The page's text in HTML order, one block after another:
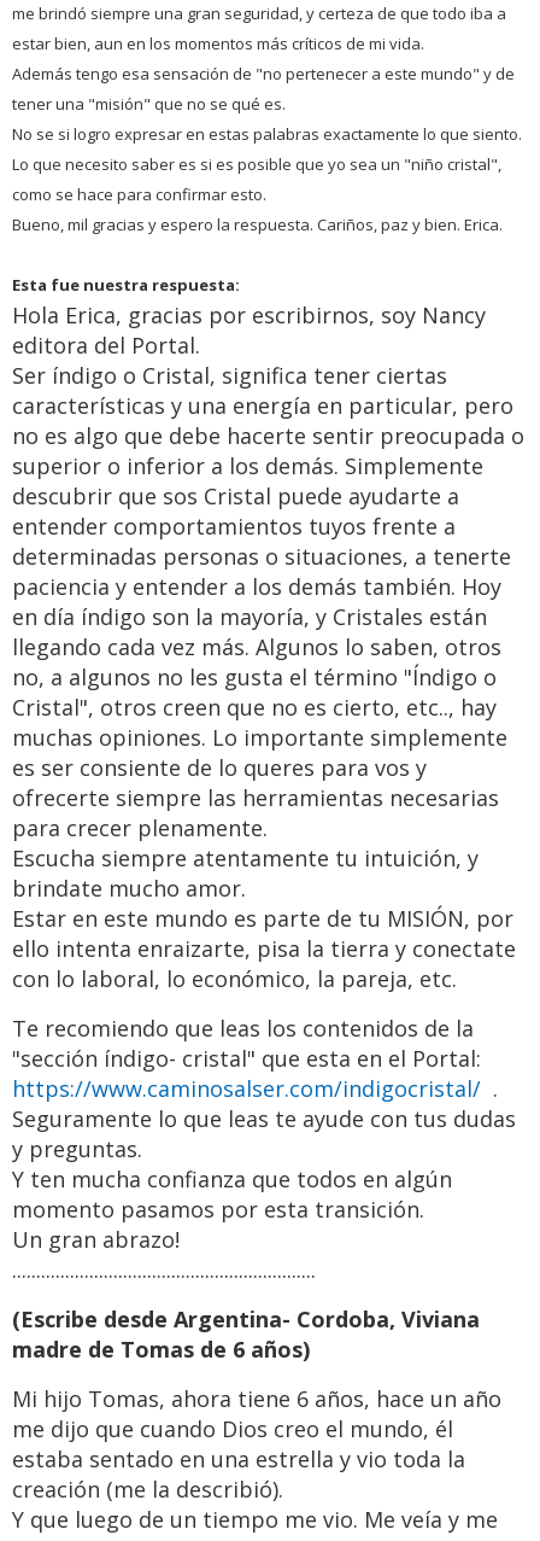
me brindó siempre una gran seguridad, y certeza de que todo iba a
estar bien, aun en los momentos más críticos de mi vida.
Además tengo esa sensación de "no pertenecer a este mundo" y de
tener una "misión" que no se qué es.
No se si logro expresar en estas palabras exactamente lo que siento.
Lo que necesito saber es si es posible que yo sea un "niño cristal",
como se hace para confirmar esto.
Bueno, mil gracias y espero la respuesta. Cariños, paz y bien. Erica.
Esta fue nuestra respuesta:
Hola Erica, gracias por escribirnos, soy Nancy
editora del Portal.
Ser índigo o Cristal, significa tener ciertas
características y una energía en particular, pero
no es algo que debe hacerte sentir preocupada o
superior o inferior a los demás. Simplemente
descubrir que sos Cristal puede ayudarte a
entender comportamientos tuyos frente a
determinadas personas o situaciones, a tenerte
paciencia y entender a los demás también. Hoy
en día índigo son la mayoría, y Cristales están
llegando cada vez más. Algunos lo saben, otros
no, a algunos no les gusta el término "Índigo o
Cristal", otros creen que no es cierto, etc.., hay
muchas opiniones. Lo importante simplemente
es ser consiente de lo queres para vos y
ofrecerte siempre las herramientas necesarias
para crecer plenamente.
Escucha siempre atentamente tu intuición, y
brindate mucho amor.
Estar en este mundo es parte de tu MISIÓN, por
ello intenta enraizarte, pisa la tierra y conectate
con lo laboral, lo económico, la pareja, etc.
Te recomiendo que leas los contenidos de la
"sección índigo- cristal" que esta en el Portal:
https://www.caminosalser.com/indigocristal/ .
Seguramente lo que leas te ayude con tus dudas
y preguntas.
Y ten mucha confianza que todos en algún
momento pasamos por esta transición.
Un gran abrazo!
...............................................................
(Escribe desde Argentina- Cordoba, Viviana
madre de Tomas de 6 años)
Mi hijo Tomas, ahora tiene 6 años, hace un año
me dijo que cuando Dios creo el mundo, él
estaba sentado en una estrella y vio toda la
creación (me la describió).
Y que luego de un tiempo me vio. Me veía y me